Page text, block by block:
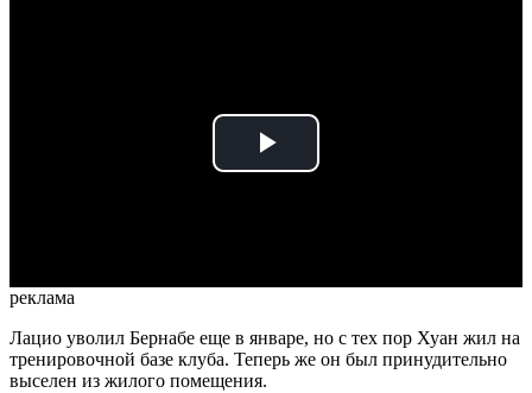
Play
реклама
Лацио уволил Бернабе еще в январе, но с тех пор Хуан жил на
тренировочной базе клуба. Теперь же он был принудительно
выселен из жилого помещения.